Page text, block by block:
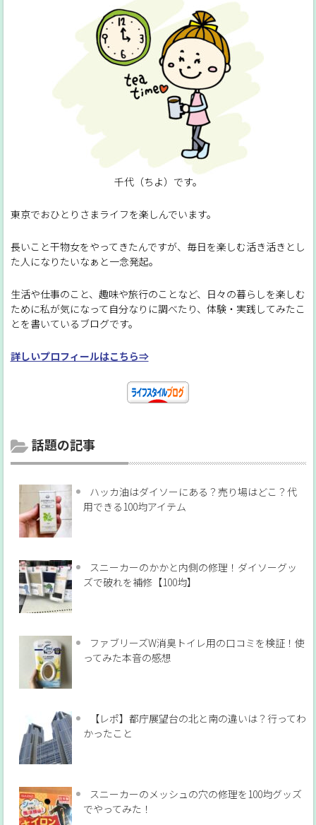
千代（ちよ）です。
東京でおひとりさまライフを楽しんでいます。
長いこと干物女をやってきたんですが、毎日を楽しむ活き活きとし
た人になりたいなぁと一念発起。
生活や仕事のこと、趣味や旅行のことなど、日々の暮らしを楽しむ
ために私が気になって自分なりに調べたり、体験・実践してみたこ
とを書いているブログです。
詳しいプロフィールはこちら⇒
話題の記事
ハッカ油はダイソーにある？売り場はどこ？代
用できる100均アイテム
スニーカーのかかと内側の修理！ダイソーグッ
ズで破れを補修【100均】
ファブリーズW消臭トイレ用の口コミを検証！使
ってみた本音の感想
【レポ】都庁展望台の北と南の違いは？行ってわ
かったこと
スニーカーのメッシュの穴の修理を100均グッズ
でやってみた！